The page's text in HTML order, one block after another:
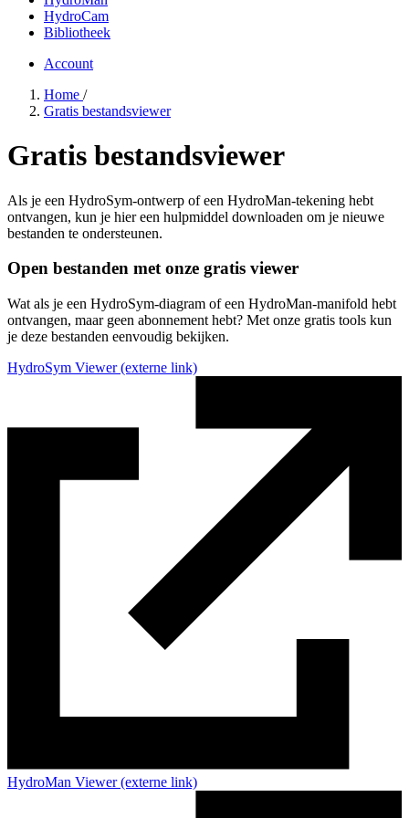
HydroCam
Bibliotheek
Account
Home /
Gratis bestandsviewer
Gratis bestandsviewer
Als je een HydroSym-ontwerp of een HydroMan-tekening hebt
ontvangen, kun je hier een hulpmiddel downloaden om je nieuwe
bestanden te ondersteunen.
Open bestanden met onze gratis viewer
Wat als je een HydroSym-diagram of een HydroMan-manifold hebt
ontvangen, maar geen abonnement hebt? Met onze gratis tools kun
je deze bestanden eenvoudig bekijken.
HydroSym Viewer(externe link)
HydroMan Viewer(externe link)